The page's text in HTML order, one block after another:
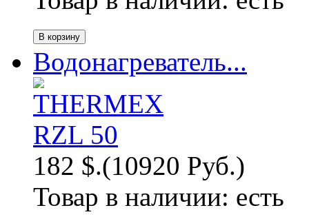
Водонагреватель...
182 $.(10920 Руб.)
Товар в наличии: есть